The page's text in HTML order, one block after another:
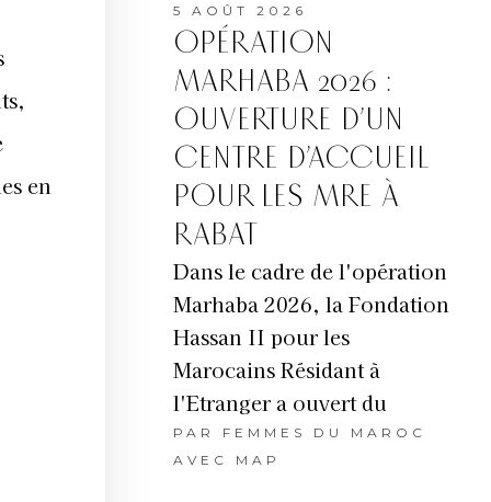
en
5 AOÛT 2026
OPÉRATION
MARHABA 2026 :
OUVERTURE D’UN
CENTRE D’ACCUEIL
POUR LES MRE À
RABAT
Dans le cadre de l'opération
Marhaba 2026, la Fondation
Hassan II pour les
Marocains Résidant à
l'Etranger a ouvert du
PAR FEMMES DU MAROC
AVEC MAP